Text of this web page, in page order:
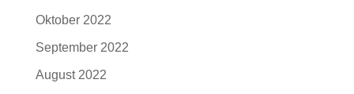
Oktober 2022
September 2022
August 2022